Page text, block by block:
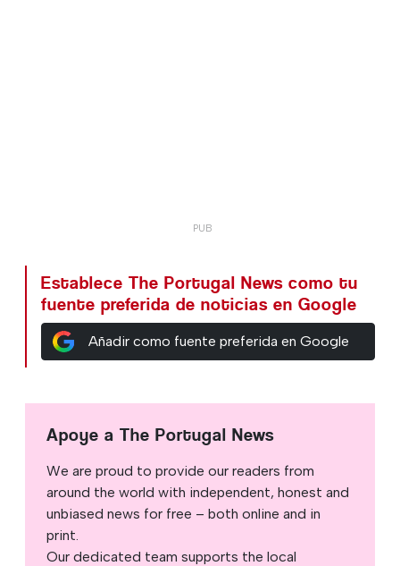
Establece The Portugal News como tu
fuente preferida de noticias en Google
Añadir como fuente preferida en Google
Apoye a The Portugal News
We are proud to provide our readers from
around the world with independent, honest and
unbiased news for free – both online and in
print.
Our dedicated team supports the local